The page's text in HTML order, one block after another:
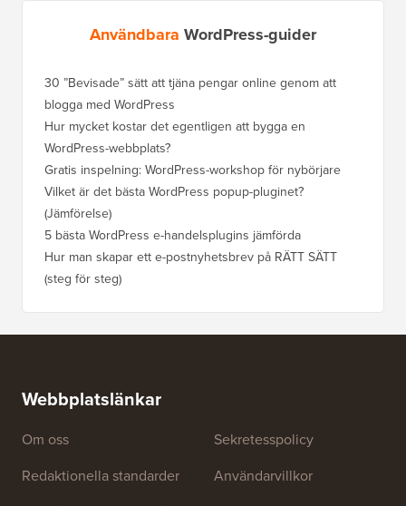
Användbara WordPress-guider
30 ”Bevisade” sätt att tjäna pengar online genom att
blogga med WordPress
Hur mycket kostar det egentligen att bygga en
WordPress-webbplats?
Gratis inspelning: WordPress-workshop för nybörjare
Vilket är det bästa WordPress popup-pluginet?
(Jämförelse)
5 bästa WordPress e-handelsplugins jämförda
Hur man skapar ett e-postnyhetsbrev på RÄTT SÄTT
(steg för steg)
Webbplatslänkar
Om oss
Redaktionella standarder
Sekretesspolicy
Användarvillkor